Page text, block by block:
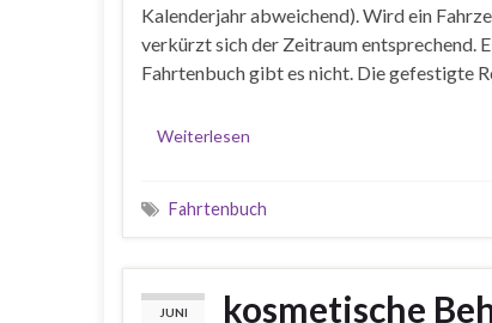
Kalenderjahr abweichend). Wird ein
verkürzt sich der Zeitraum entsprechend.
Fahrtenbuch gibt es nicht. Die gefestigte
Weiterlesen
Fahrtenbuch
JUNI
kosmetische